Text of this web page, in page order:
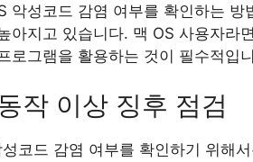
악성코드 감염 여부를 확인하는
아지고 있습니다. 맥 OS 사용자라
로그램을 활용하는 것이 필수적입
작 이상 징후 점검
코드 감염 여부를 확인하기 위해